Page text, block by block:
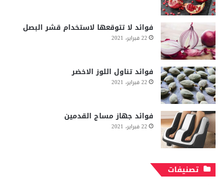
فوائد لا تتوقعها لاستخدام قشر البصل
22 فبراير، 2021
فوائد تناول اللوز الاخضر
22 فبراير، 2021
فوائد جهاز مساج القدمين
22 فبراير، 2021
تصنيفات